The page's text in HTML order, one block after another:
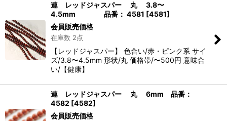
並び順:
絞り込む
連 レッドジャスパー 丸 3.8〜
4.5mm 品番： 4581 [4581]
会員販売価格
在庫数 2点
【レッドジャスパー】 色合い/赤・ピンク系 サイ
ズ/3.8〜4.5mm 形状/丸 価格帯/〜500円 意味合
い/【健康】
連 レッドジャスパー 丸 6mm 品番：
4582 [4582]
会員販売価格